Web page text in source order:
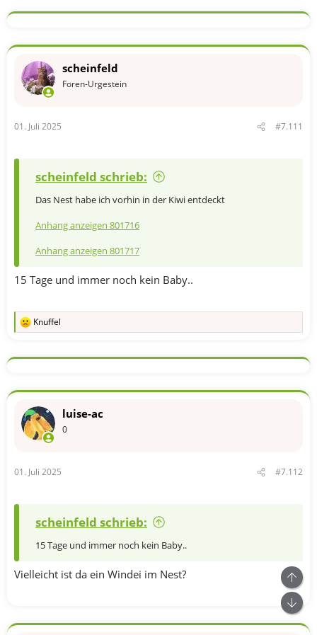
k
o
e
n
scheinfeld
Foren-Urgestein
01. Juli 2025 #7.111
scheinfeld schrieb:
Das Nest habe ich vorhin in der Kiwi entdeckt
Anhang anzeigen 801716
Anhang anzeigen 801717
15 Tage und immer noch kein Baby..
R
k
o
e
n
Knuffel
luise-ac
0
01. Juli 2025 #7.112
scheinfeld schrieb:
15 Tage und immer noch kein Baby..
Vielleicht ist da ein Windei im Nest?